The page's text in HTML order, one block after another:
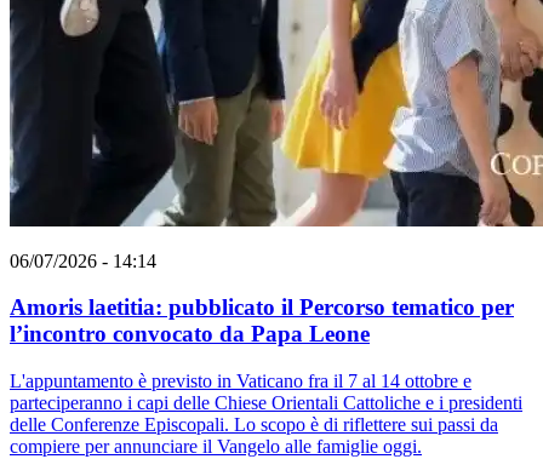
06/07/2026 - 14:14
Amoris laetitia: pubblicato il Percorso tematico per
l’incontro convocato da Papa Leone
L'appuntamento è previsto in Vaticano fra il 7 al 14 ottobre e
parteciperanno i capi delle Chiese Orientali Cattoliche e i presidenti
delle Conferenze Episcopali. Lo scopo è di riflettere sui passi da
compiere per annunciare il Vangelo alle famiglie oggi.